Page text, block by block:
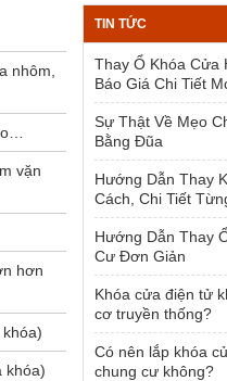
nhôm,
vặn
hơn
khóa)
là:
TIN TỨC
Thay Ổ Khóa Cửa
Báo Giá Chi Tiết
Sự Thật Về Mẹo
Bằng Đũa
Hướng Dẫn Thay
Cách, Chi Tiết
Hướng Dẫn Thay
Cư Đơn Giản
Khóa cửa điện tử
cơ truyền thống?
Có nên lắp khóa
chung cư không?